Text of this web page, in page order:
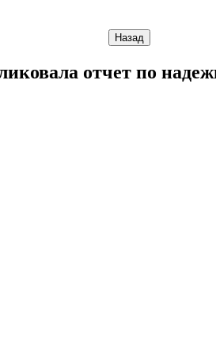
Назад
отчет по